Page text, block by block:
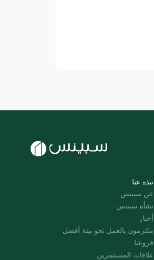
نبذة عنا
عن سبينس
نشأة سبينس
أخبار
ملتزمون بالعمل نحو بيئة أفضل
فروعنا
علاقات المستثمرين